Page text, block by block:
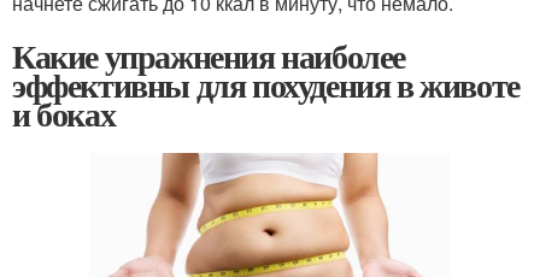
Какие упражнения наиболее
эффективны для похудения в животе
и боках